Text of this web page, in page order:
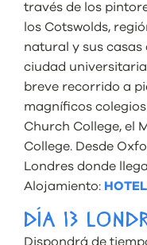
través de los
los Cotswolds,
natural y sus casas
ciudad
breve recorrido a
magníficos
Church College, el
College. Desde
Londres donde
Alojamiento:
DÍA 13
Dispondrá de